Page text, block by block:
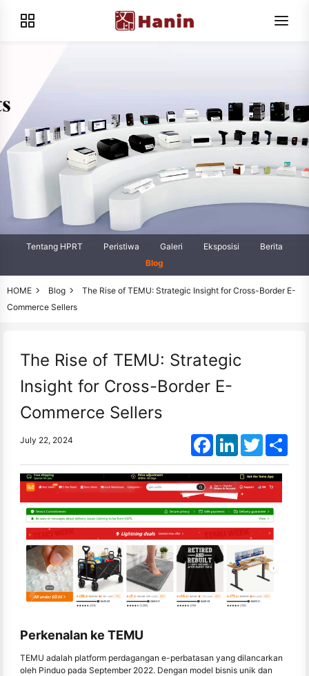
Tentang HPRT Peristiwa Galeri Eksposisi
Berita
Blog
HOME Blog
The Rise of TEMU: Strategic Insight for Cross-Border E-
Commerce Sellers
The Rise of TEMU: Strategic
Insight for Cross-Border E-
Commerce Sellers
July 22, 2024 FacebookLinkedInTwitter
Perkenalan ke TEMU
TEMU adalah platform perdagangan e-perbatasan yang dilancarkan
oleh Pinduo pada September 2022. Dengan model bisnis unik dan